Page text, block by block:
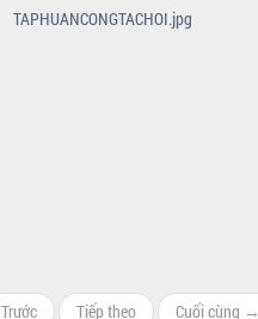
TAPHUANCONGTACHOI.jpg
Trước Tiếp theo Cuối cùng →